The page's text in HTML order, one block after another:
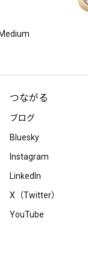
つながる
ブログ
Bluesky
Instagram
LinkedIn
X（Twitter）
YouTube